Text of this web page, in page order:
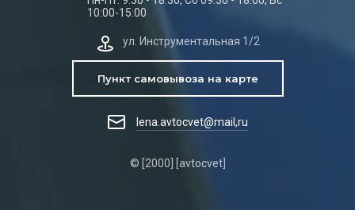
© [2000] [avtocvet]
10:00-15:00
ул. Инструментальная 1/2
Пункт самовывоза на карте
lena.avtocvet@mail,ru